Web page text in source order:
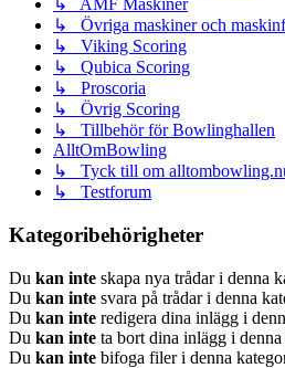
↳ AMF Maskiner
↳ Övriga maskiner och
↳ Viking Scoring
↳ Qubica Scoring
↳ Proscoria
↳ Övrig Scoring
↳ Tillbehör för Bowlinghallen
AlltOmBowling
↳ Tyck till om
↳ Testforum
Kategoribehörigheter
Du kan inte skapa nya trådar i denna
Du kan inte svara på trådar i denna
Du kan inte redigera dina inlägg i
Du kan inte ta bort dina inlägg i
Du kan inte bifoga filer i denna